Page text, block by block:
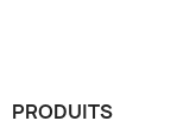
PRODUITS